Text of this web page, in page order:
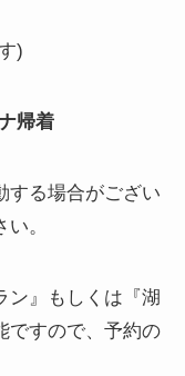
)
帰着
する場合がござい
。
ン』もしくは『湖
ですので、予約の